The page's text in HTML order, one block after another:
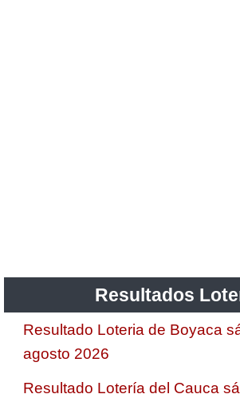
Resultados
Resultado Loteria de Boyaca
agosto 2026
Resultado Lotería del Cauca